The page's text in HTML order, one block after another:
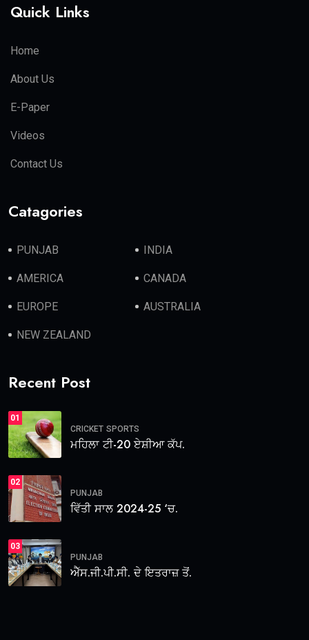
Quick Links
Home
About Us
E-Paper
Videos
Contact Us
Catagories
PUNJAB INDIA
AMERICA CANADA
EUROPE AUSTRALIA
NEW ZEALAND
Recent Post
01
CRICKET SPORTS
ਮਹਿਲਾ ਟੀ-20 ਏਸ਼ੀਆ ਕੱਪ.
02
PUNJAB
ਵਿੱਤੀ ਸਾਲ 2024-25 ‘ਚ.
03
PUNJAB
ਐੱਸ.ਜੀ.ਪੀ.ਸੀ. ਦੇ ਇਤਰਾਜ਼ ਤੋਂ.